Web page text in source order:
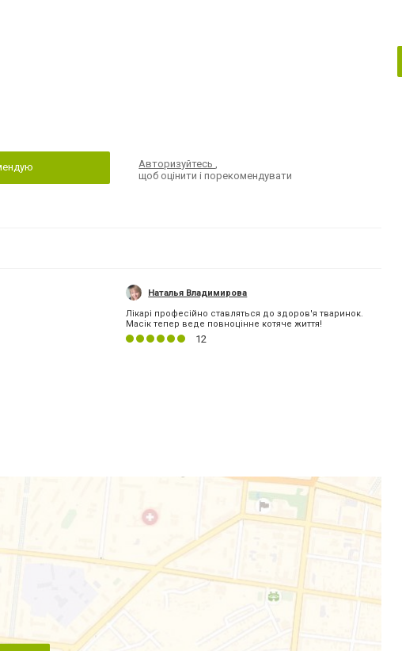
Авторизуйтесь,
щоб оцінити і порекомендувати
Наталья Владимирова
Лікарі професійно ставляться до здоров'я тваринок.
Масік тепер веде повноцінне котяче життя!
12